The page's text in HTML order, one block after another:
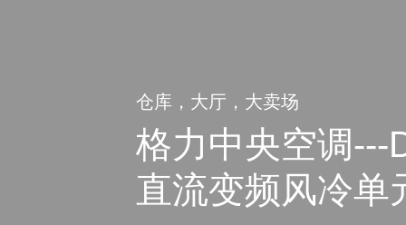
仓库，大厅，大卖场
格力中央空调---
直流变频风冷单